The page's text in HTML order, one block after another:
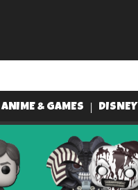
ANIME & GAMES